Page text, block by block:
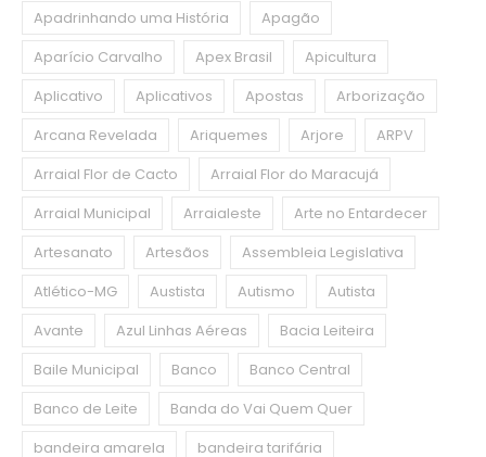
Apadrinhando uma História
Apagão
Aparício Carvalho
Apex Brasil
Apicultura
Aplicativo
Aplicativos Apostas
Arborização
Arcana Revelada
Ariquemes Arjore
ARPV
Arraial Flor de Cacto
Arraial Flor do Maracujá
Arraial Municipal
Arraialeste
Arte no Entardecer
Artesanato
Artesãos
Assembleia Legislativa
Atlético-MG
Austista Autismo
Autista
Avante
Azul Linhas Aéreas
Bacia Leiteira
Baile Municipal
Banco
Banco Central
Banco de Leite
Banda do Vai Quem Quer
bandeira amarela
bandeira tarifária